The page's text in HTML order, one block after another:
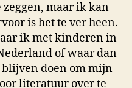
maar ik kan
is het te ver heen.
ik met kinderen in
of waar dan
doen om mijn
literatuur over te